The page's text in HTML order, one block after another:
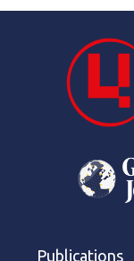
Publications